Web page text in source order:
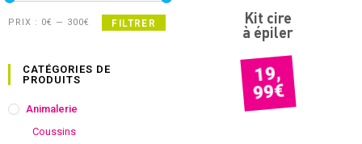
FILTRER
PRIX : 0€ — 300€
CATÉGORIES DE
PRODUITS
Animalerie
Coussins
Kit cire
à épiler
19,
99€